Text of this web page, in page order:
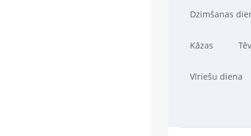
Dzimšanas
Kāzas
Vīriešu diena